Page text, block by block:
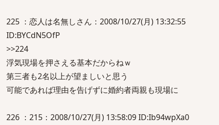
225 ：恋人は名無しさん：2008/10/27(月) 13:32:55
ID:BYCdN5OfP
>>224
浮気現場を押さえる基本だからねｗ
第三者も2名以上が望ましいと思う
可能であれば理由を告げずに婚約者両親も現場に
226 ：215：2008/10/27(月) 13:58:09 ID:Ib94wpXa0